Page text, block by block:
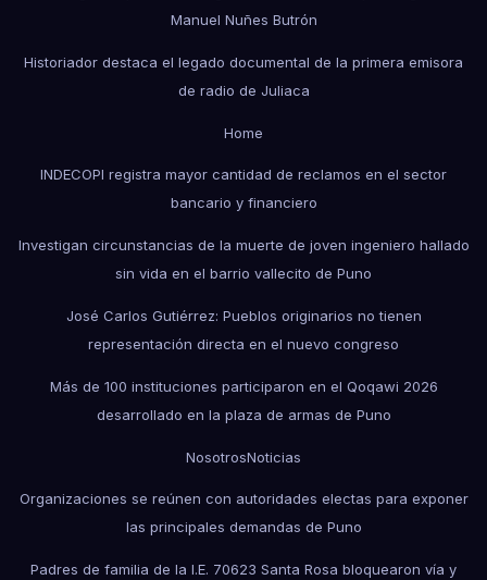
Manuel Nuñes Butrón
Historiador destaca el legado documental de la primera emisora
de radio de Juliaca
Home
INDECOPI registra mayor cantidad de reclamos en el sector
bancario y financiero
Investigan circunstancias de la muerte de joven ingeniero hallado
sin vida en el barrio vallecito de Puno
José Carlos Gutiérrez: Pueblos originarios no tienen
representación directa en el nuevo congreso
Más de 100 instituciones participaron en el Qoqawi 2026
desarrollado en la plaza de armas de Puno
NosotrosNoticias
Organizaciones se reúnen con autoridades electas para exponer
las principales demandas de Puno
Padres de familia de la I.E. 70623 Santa Rosa bloquearon vía y